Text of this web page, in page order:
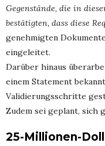
Gegenstände, die in
bestätigten, dass diese
genehmigten
eingeleitet.
Darüber hinaus
einem Statement
Validierungsschritte
Zudem sei geplant, sich
25-Millionen-